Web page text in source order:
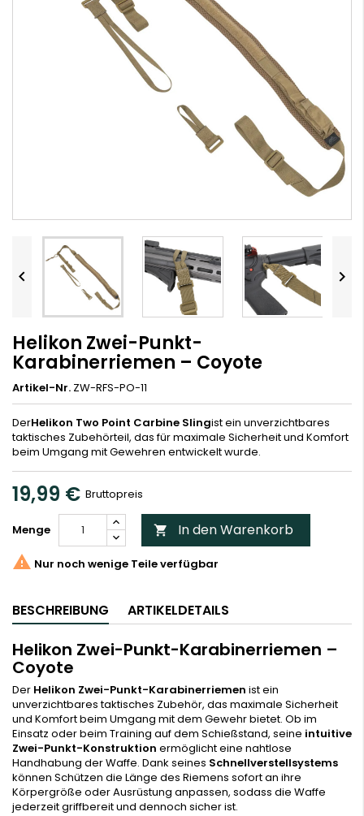
 
Helikon Zwei-Punkt-
Karabinerriemen – Coyote
Artikel-Nr. ZW-RFS-PO-11
DerHelikon Two Point Carbine Slingist ein unverzichtbares
taktisches Zubehörteil, das für maximale Sicherheit und Komfort
beim Umgang mit Gewehren entwickelt wurde.
19,99 € Bruttopreis
Menge  In den Warenkorb
 Nur noch wenige Teile verfügbar
BESCHREIBUNG ARTIKELDETAILS
Helikon Zwei-Punkt-Karabinerriemen –
Coyote
Der Helikon Zwei-Punkt-Karabinerriemen ist ein
unverzichtbares taktisches Zubehör, das maximale Sicherheit
und Komfort beim Umgang mit dem Gewehr bietet. Ob im
Einsatz oder beim Training auf dem Schießstand, seine intuitive
Zwei-Punkt-Konstruktion ermöglicht eine nahtlose
Handhabung der Waffe. Dank seines Schnellverstellsystems
können Schützen die Länge des Riemens sofort an ihre
Körpergröße oder Ausrüstung anpassen, sodass die Waffe
jederzeit griffbereit und dennoch sicher ist.